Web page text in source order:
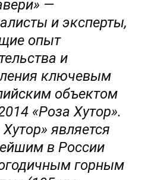
—
и эксперты,
опыт
и
ключевым
объектом
«Роза Хутор».
является
в России
горным